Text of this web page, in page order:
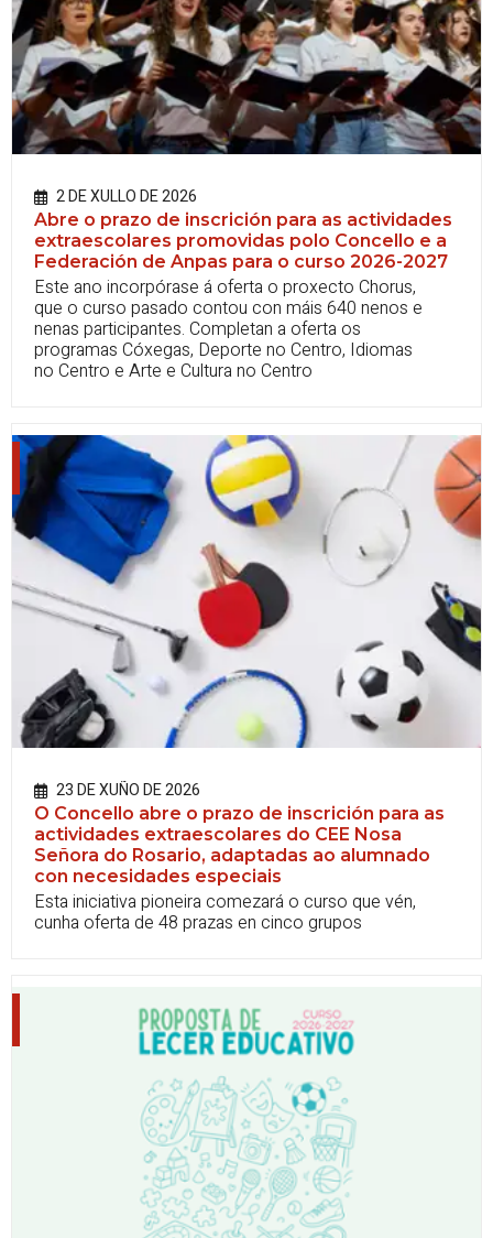
2 DE XULLO DE 2026
Abre o prazo de inscrición para as actividades
extraescolares promovidas polo Concello e a
Federación de Anpas para o curso 2026-2027
Este ano incorpórase á oferta o proxecto Chorus,
que o curso pasado contou con máis 640 nenos e
nenas participantes. Completan a oferta os
programas Cóxegas, Deporte no Centro, Idiomas
no Centro e Arte e Cultura no Centro
23 DE XUÑO DE 2026
O Concello abre o prazo de inscrición para as
actividades extraescolares do CEE Nosa
Señora do Rosario, adaptadas ao alumnado
con necesidades especiais
Esta iniciativa pioneira comezará o curso que vén,
cunha oferta de 48 prazas en cinco grupos